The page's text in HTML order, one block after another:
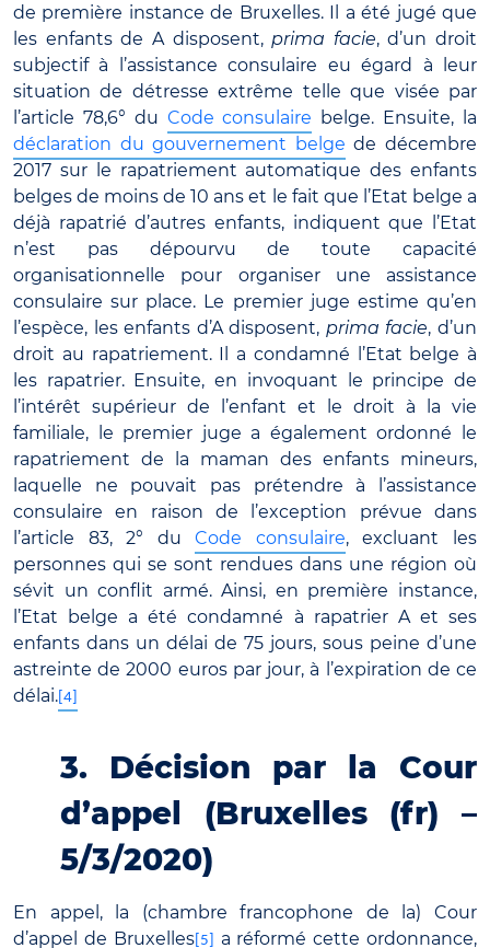
de première instance de Bruxelles. Il a été jugé que
les enfants de A disposent,prima facie, d’un droit
subjectif à l’assistance consulaire eu égard à leur
situation de détresse extrême telle que visée par
l’article 78,6° du Code consulaire belge. Ensuite, la
déclaration du gouvernement belge de décembre
2017 sur le rapatriement automatique des enfants
belges de moins de 10 ans et le fait que l’Etat belge a
déjà rapatrié d’autres enfants, indiquent que l’Etat
n’est pas dépourvu de toute capacité
organisationnelle pour organiser une assistance
consulaire sur place. Le premier juge estime qu’en
l’espèce, les enfants d’A disposent, prima facie, d’un
droit au rapatriement. Il a condamné l’Etat belge à
les rapatrier. Ensuite, en invoquant le principe de
l’intérêt supérieur de l’enfant et le droit à la vie
familiale, le premier juge a également ordonné le
rapatriement de la maman des enfants mineurs,
laquelle ne pouvait pas prétendre à l’assistance
consulaire en raison de l’exception prévue dans
l’article 83, 2° duCode consulaire, excluant les
personnes qui se sont rendues dans une région où
sévit un conflit armé. Ainsi, en première instance,
l’Etat belge a été condamné à rapatrier A et ses
enfants dans un délai de 75 jours, sous peine d’une
astreinte de 2000 euros par jour, à l’expiration de ce
délai. [4]
3. Décision par la Cour
d’appel (Bruxelles (fr) –
5/3/2020)
En appel, la (chambre francophone de la) Cour
d’appel de Bruxelles[5] a réformé cette ordonnance,